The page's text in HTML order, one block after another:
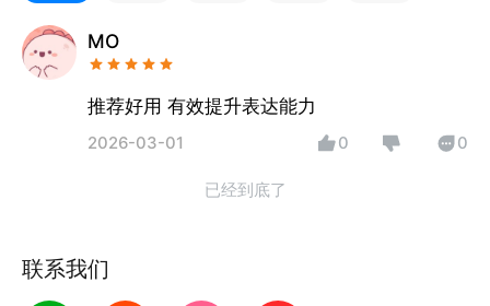
MO
推荐好用 有效提升表达能力
2026-03-01 0 0
已经到底了
联系我们